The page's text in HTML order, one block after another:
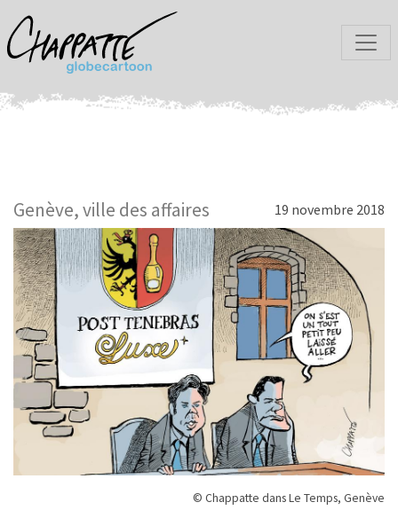
Genève, ville des affaires 19 novembre 2018
© Chappatte dans Le Temps, Genève